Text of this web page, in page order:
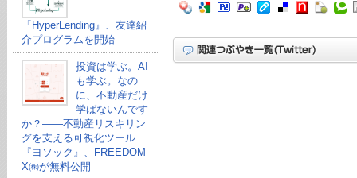
『HyperLending』、友達紹
介プログラムを開始
投資は学ぶ。AI
も学ぶ。なの
に、不動産だけ
学ばないんです
か？——不動産リスキリン
グを支える可視化ツール
『ヨソック』、FREEDOM
X㈱が無料公開